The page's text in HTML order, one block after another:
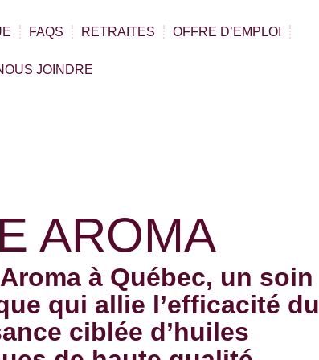
FAQS RETRAITES OFFRE D’EMPLOI
JOINDRE
AROMA
à Québec, un soin
qui allie l’efficacité du
ciblée d’huiles